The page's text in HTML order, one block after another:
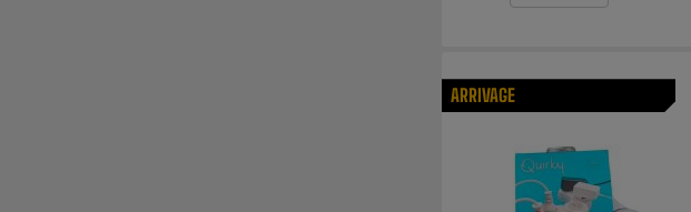
ARRIVAGE